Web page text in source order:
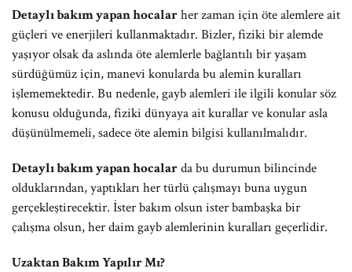
Detaylı bakım yapan hocalarher zaman için öte alemlere ait
güçleri ve enerjileri kullanmaktadır. Bizler, fiziki bir alemde
yaşıyor olsak da aslında öte alemlerle bağlantılı bir yaşam
sürdüğümüz için, manevi konularda bu alemin kuralları
işlememektedir. Bu nedenle, gayb alemleri ile ilgili konular söz
konusu olduğunda, fiziki dünyaya ait kurallar ve konular asla
düşünülmemeli, sadece öte alemin bilgisi kullanılmalıdır.
Detaylı bakım yapan hocalarda bu durumun bilincinde
olduklarından, yaptıkları her türlü çalışmayı buna uygun
gerçekleştirecektir. İster bakım olsun ister bambaşka bir
çalışma olsun, her daim gayb alemlerinin kuralları geçerlidir.
Uzaktan Bakım Yapılır Mı?